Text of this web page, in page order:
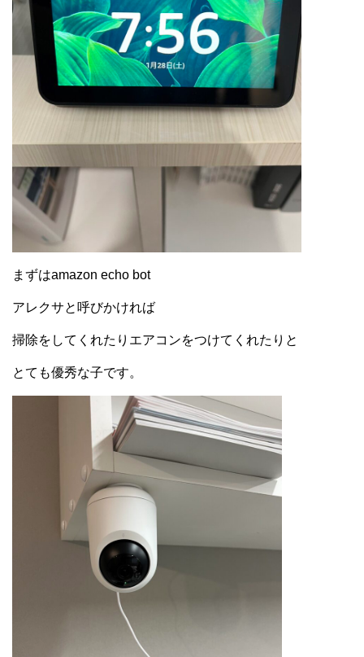
まずはamazon echo bot
アレクサと呼びかければ
掃除をしてくれたりエアコンをつけてくれたりと
とても優秀な子です。